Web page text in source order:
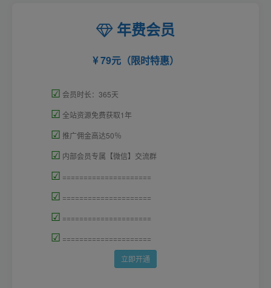
年费会员
79元（限时特惠）
☑ 会员时长：365天
☑ 全站资源免费获取1年
☑ 推广佣金高达50％
☑ 内部会员专属【微信】交流群
☑ =====================
☑ =====================
☑ =====================
☑ =====================
立即开通